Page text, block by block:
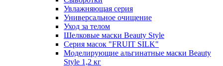
Увлажняющая серия
Универсальное очищение
Уход за телом
Шелковые маски Beauty Style
Серия масок "FRUIT SILK"
Моделирующие альгинатные маски Beauty
Style 1,2 кг